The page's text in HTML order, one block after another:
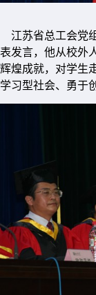
江苏省总工会党
表发言，他从校外
辉煌成就，对学生
学习型社会、勇于